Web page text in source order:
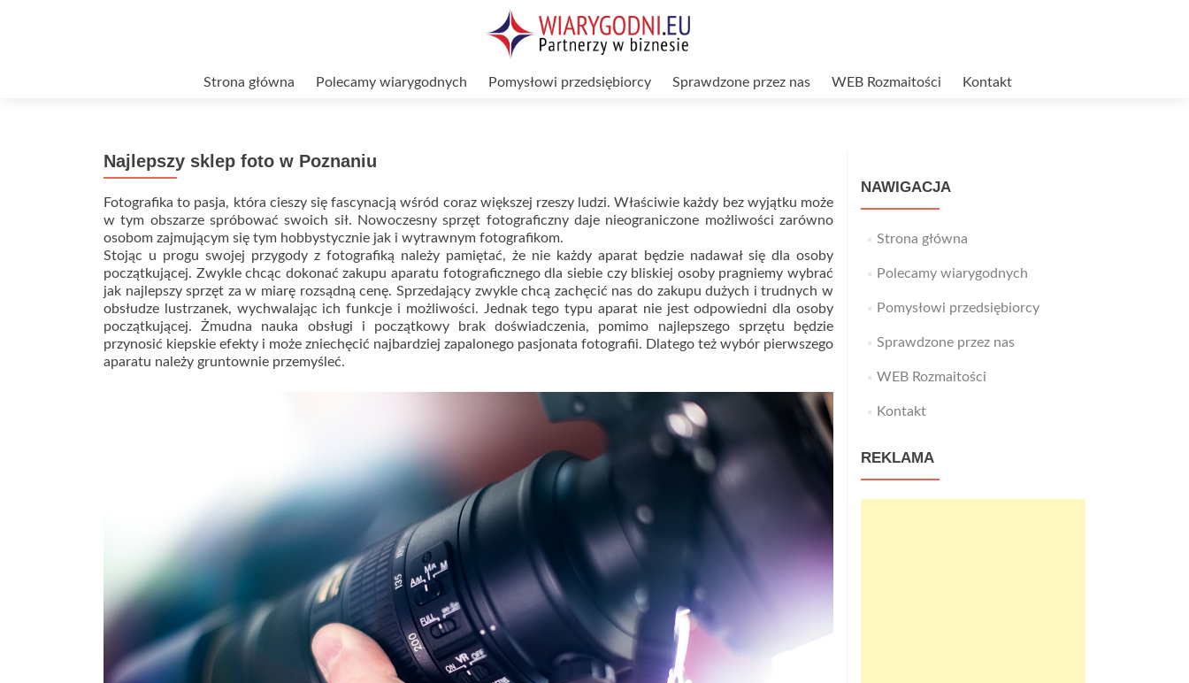
Strona główna Polecamy wiarygodnych Pomysłowi przedsiębiorcy Sprawdzone przez nas WEB Rozmaitości Kontakt
Najlepszy sklep foto w Poznaniu
Fotografika to pasja, która cieszy się fascynacją wśród coraz większej rzeszy ludzi. Właściwie każdy bez wyjątku może
w tym obszarze spróbować swoich sił. Nowoczesny sprzęt fotograficzny daje nieograniczone możliwości zarówno
osobom zajmującym się tym hobbystycznie jak i wytrawnym fotografikom.
Stojąc u progu swojej przygody z fotografiką należy pamiętać, że nie każdy aparat będzie nadawał się dla osoby
początkującej. Zwykle chcąc dokonać zakupu aparatu fotograficznego dla siebie czy bliskiej osoby pragniemy wybrać
jak najlepszy sprzęt za w miarę rozsądną cenę. Sprzedający zwykle chcą zachęcić nas do zakupu dużych i trudnych w
obsłudze lustrzanek, wychwalając ich funkcje i możliwości. Jednak tego typu aparat nie jest odpowiedni dla osoby
początkującej. Żmudna nauka obsługi i początkowy brak doświadczenia, pomimo najlepszego sprzętu będzie
przynosić kiepskie efekty i może zniechęcić najbardziej zapalonego pasjonata fotografii. Dlatego też wybór pierwszego
aparatu należy gruntownie przemyśleć.
NAWIGACJA
Strona główna
Polecamy wiarygodnych
Pomysłowi przedsiębiorcy
Sprawdzone przez nas
WEB Rozmaitości
Kontakt
REKLAMA